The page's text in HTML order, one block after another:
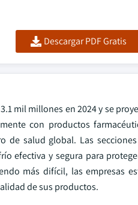
Descargar PDF Gratis
mil millones en 2024 y se
con productos
de salud global. Las
efectiva y segura para
más difícil, las empresas
de sus productos.